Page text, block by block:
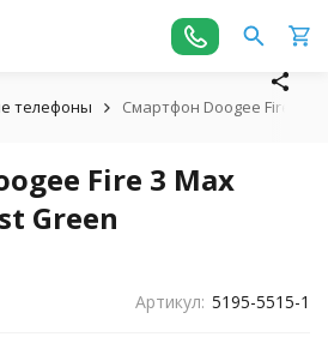
телефоны Смартфон Doogee Fire 3
Fire 3 Max
Green
Артикул: 5195-5515-1